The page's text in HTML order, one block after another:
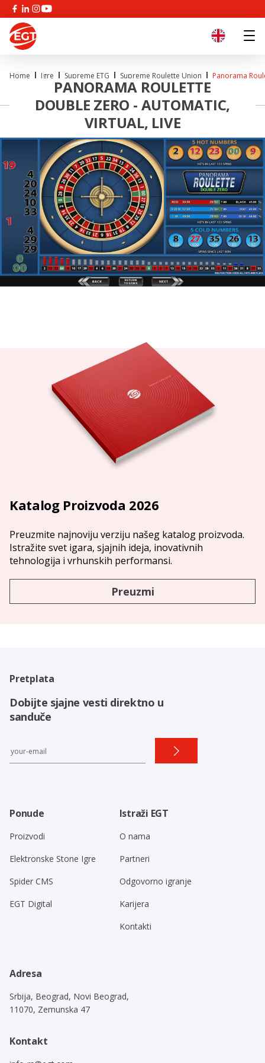
Home Igre Supreme ETG Supreme Roulette Union Panorama
PANORAMA ROULETTE
DOUBLE ZERO - AUTOMATIC,
VIRTUAL, LIVE
Katalog Proizvoda 2026
Preuzmite najnoviju verziju našeg katalog proizvoda.
Istražite svet igara, sjajnih ideja, inovativnih
tehnologija i vrhunskih performansi.
Preuzmi
Pretplata
Dobijte sjajne vesti direktno u
sanduče
Ponude
Proizvodi
Elektronske Stone Igre
Spider CMS
EGT Digital
Istraži EGT
O nama
Partneri
Odgovorno igranje
Karijera
Kontakti
Adresa
Srbija, Beograd, Novi Beograd,
11070, Zemunska 47
Kontakt